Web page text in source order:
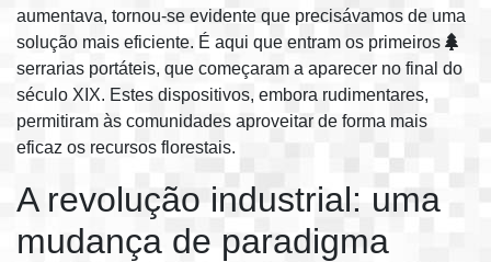
aumentava, tornou-se evidente que precisávamos de uma
solução mais eficiente. É aqui que entram os primeiros
serrarias portáteis, que começaram a aparecer no final do
século XIX. Estes dispositivos, embora rudimentares,
permitiram às comunidades aproveitar de forma mais
eficaz os recursos florestais.
A revolução industrial: uma
mudança de paradigma